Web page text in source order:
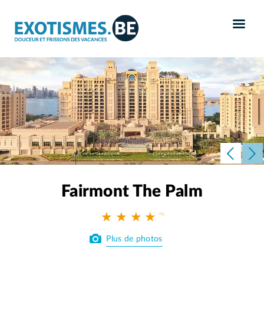
Fairmont The Palm
★ ★ ★ ★
Plus de photos